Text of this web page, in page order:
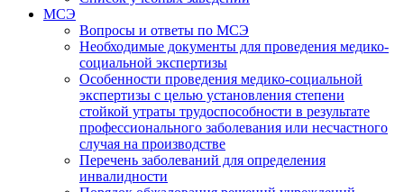
МСЭ
Вопросы и ответы по МСЭ
Необходимые документы для проведения медико-
социальной экспертизы
Особенности проведения медико-социальной
экспертизы с целью установления степени
стойкой утраты трудоспособности в результате
профессионального заболевания или несчастного
случая на производстве
Перечень заболеваний для определения
инвалидности